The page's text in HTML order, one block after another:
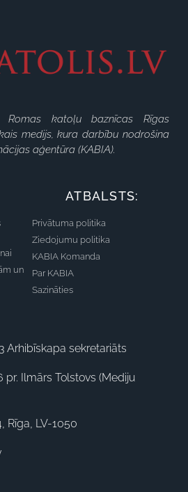
Romas katoļu baznīcas Rīgas
medijs, kura darbību nodrošina
aģentūra (KABIA).
un
ATBALSTS:
Privātuma politika
Ziedojumu politika
KABIA Komanda
Par KABIA
Sazināties
Arhibīskapa sekretariāts
pr. Ilmārs Tolstovs (Mediju
Rīga, LV-1050